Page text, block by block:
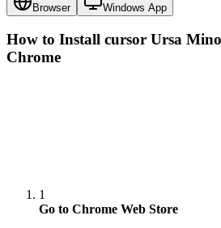
Browser Windows App
How to Install cursor Ursa
Chrome
1
Go to Chrome Web Store